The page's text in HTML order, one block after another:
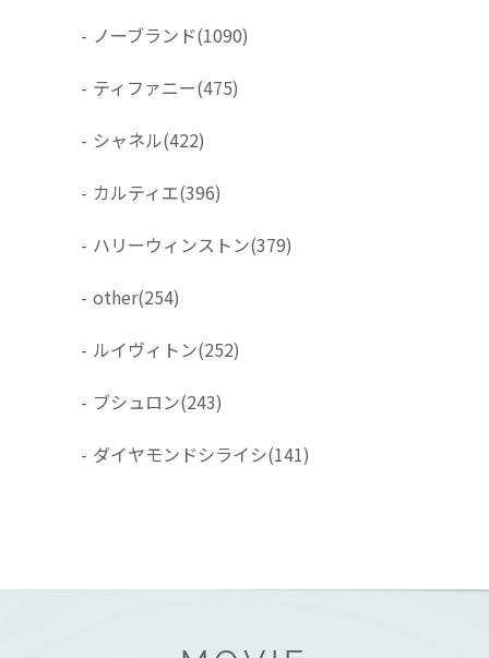
- ノーブランド(1090)
- ティファニー(475)
- シャネル(422)
- カルティエ(396)
- ハリーウィンストン(379)
- other(254)
- ルイヴィトン(252)
- ブシュロン(243)
- ダイヤモンドシライシ(141)